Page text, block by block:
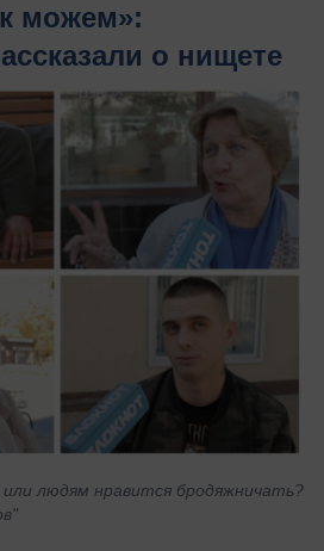
можем»:
о нищете
людям нравится бродяжничать?